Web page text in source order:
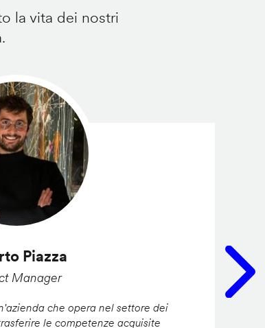
la vita dei nostri
Piazza
Manager
che opera nel settore dei
le competenze acquisite